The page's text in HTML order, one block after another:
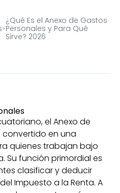
¿Qué Es el Anexo de Gastos
Personales y Para Qué
Sirve? 2026
el Anexo de
convertido en una
quienes trabajan bajo
Su función primordial es
clasificar y deducir
Impuesto a la Renta. A